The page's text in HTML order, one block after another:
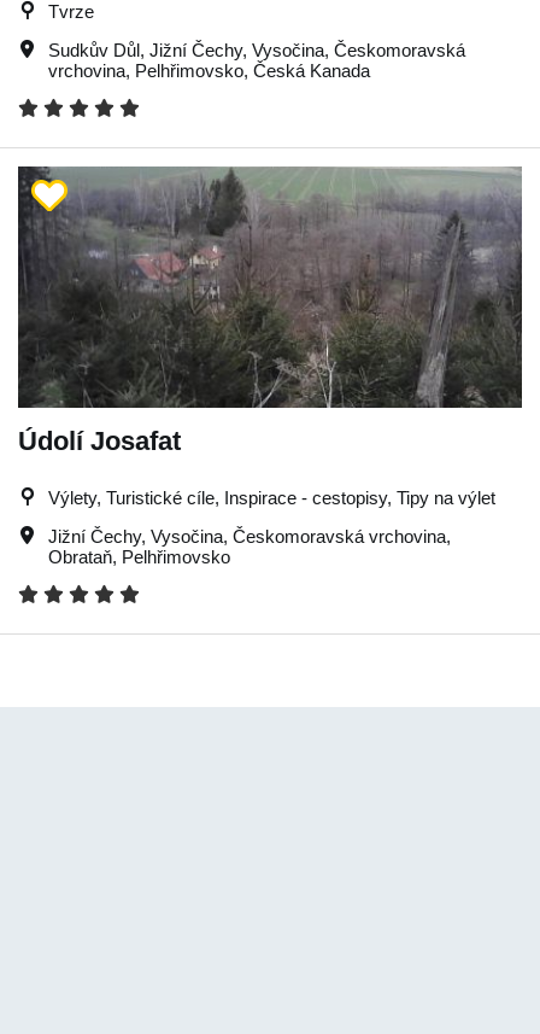
Tvrze
Sudkův Důl, Jižní Čechy, Vysočina, Českomoravská
vrchovina, Pelhřimovsko, Česká Kanada
Údolí Josafat
Výlety, Turistické cíle, Inspirace - cestopisy, Tipy na výlet
Jižní Čechy, Vysočina, Českomoravská vrchovina,
Obrataň, Pelhřimovsko